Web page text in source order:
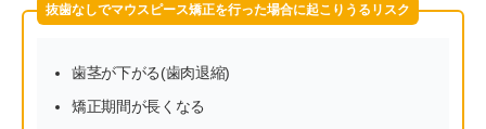
抜歯なしでマウスピース矯正を行った場合に起こりうるリスク
歯茎が下がる(歯肉退縮)
矯正期間が長くなる